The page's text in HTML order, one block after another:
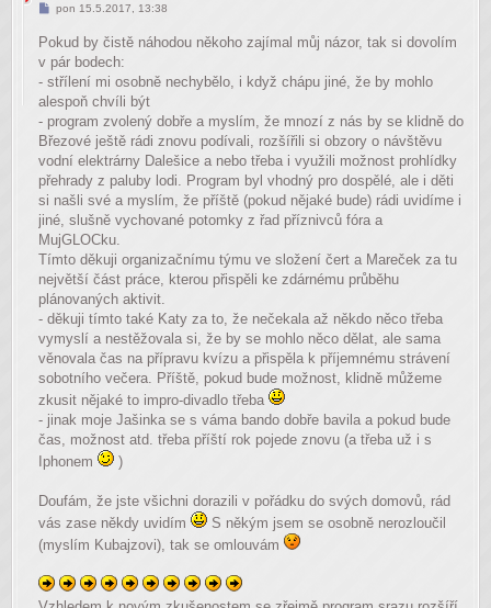
Příspěvek
pon 15.5.2017, 13:38
Pokud by čistě náhodou někoho zajímal můj názor, tak si dovolím
v pár bodech:
- střílení mi osobně nechybělo, i když chápu jiné, že by mohlo
alespoň chvíli být
- program zvolený dobře a myslím, že mnozí z nás by se klidně do
Březové ještě rádi znovu podívali, rozšířili si obzory o návštěvu
vodní elektrárny Dalešice a nebo třeba i využili možnost prohlídky
přehrady z paluby lodi. Program byl vhodný pro dospělé, ale i děti
si našli své a myslím, že příště (pokud nějaké bude) rádi uvidíme i
jiné, slušně vychované potomky z řad příznivců fóra a
MujGLOCku.
Tímto děkuji organizačnímu týmu ve složení čert a Mareček za tu
největší část práce, kterou přispěli ke zdárnému průběhu
plánovaných aktivit.
- děkuji tímto také Katy za to, že nečekala až někdo něco třeba
vymyslí a nestěžovala si, že by se mohlo něco dělat, ale sama
věnovala čas na přípravu kvízu a přispěla k příjemnému strávení
sobotního večera. Příště, pokud bude možnost, klidně můžeme
zkusit nějaké to impro-divadlo třeba
- jinak moje Jašinka se s váma bando dobře bavila a pokud bude
čas, možnost atd. třeba příští rok pojede znovu (a třeba už i s
Iphonem
)
Doufám, že jste všichni dorazili v pořádku do svých domovů, rád
vás zase někdy uvidím
S někým jsem se osobně nerozloučil
(myslím Kubajzovi), tak se omlouvám